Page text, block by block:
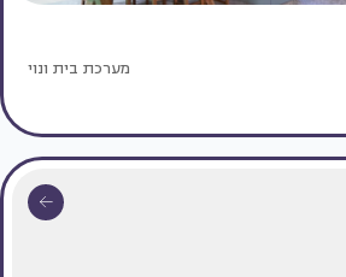
מערכת בית ונוי